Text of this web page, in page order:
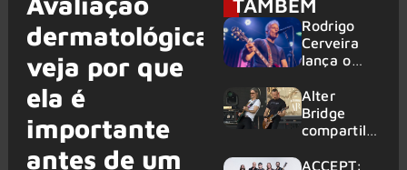
dermatológica:
veja por que
ela é
importante
antes de um
TAMBÉM
Rodrigo
Cerveira
lança o
Searcher”
Alter
Bridge
compartilh
vivo de
ACCEPT: